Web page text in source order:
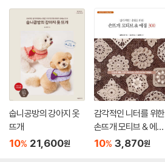
숩니공방의 강아지 옷
뜨개
10% 21,600원
감각적인 니터를 위한
손뜨개 모티브 & 에징
300
10% 3,870원